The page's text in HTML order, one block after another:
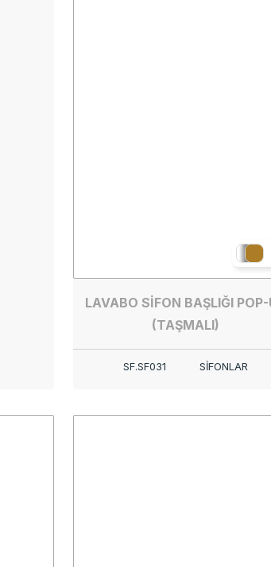
LAVABO SİFON BAŞLIĞI POP-
(TAŞMALI)
SF.SF031 SİFONLAR